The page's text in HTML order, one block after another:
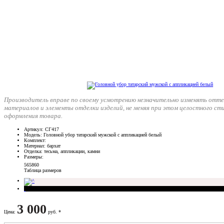
Производитель вправе по своему усмотрению незначительно изменять
материалов и элементы отделки изделий, не меняя при этом целостного
оформления товара.
Артикул: СГ417
Модель: Головной убор татарский мужской с аппликацией белый
Комплект:
Материал: бархат
Отделка: тесьма, аппликации, камни
Размеры:
565860
Таблица размеров
Цена: 3 000 руб. *